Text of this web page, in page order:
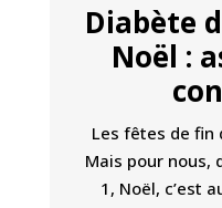
Diabète
Noël :
Les fêtes de fin
Mais pour nous,
1, Noël, c’est